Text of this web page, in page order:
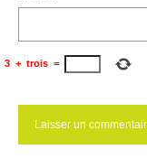
3 + trois =